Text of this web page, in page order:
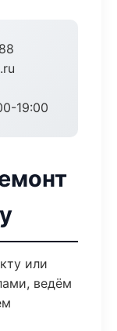
19:00
или
ведём